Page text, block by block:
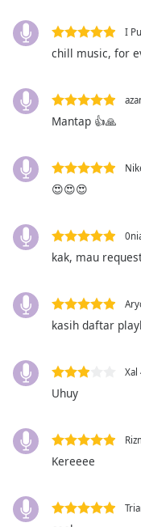
off
,
selected
Track
Fullscreen
This
modal
window.
Beginning
dialog
Escape
will
close
the
Text
Color
I
chill music, for
Mantap 👍🙏
😍😍😍
kak, mau
kasih daftar
Xal
Uhuy
Kereeee